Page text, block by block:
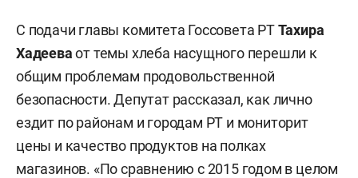
С подачи главы комитета Госсовета РТТахира
Хадееваот темы хлеба насущного перешли к
общим проблемам продовольственной
безопасности. Депутат рассказал, как лично
ездит по районам и городам РТ и мониторит
цены и качество продуктов на полках
магазинов. «По сравнению с 2015 годом в целом